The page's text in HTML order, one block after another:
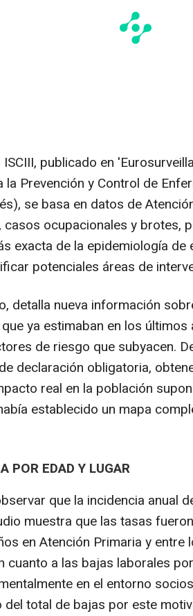
publicado en
la Prevención y Control de
se basa en datos de
casos ocupacionales y brotes,
exacta de la epidemiología de
potenciales áreas de
detalla nueva información
ya estimaban en los
de riesgo que subyacen.
declaración obligatoria,
real en la población
establecido un mapa
POR EDAD Y LUGAR
que la incidencia anual
muestra que las tasas
en Atención Primaria y entre
cuanto a las bajas laborales
en el entorno
total de bajas por este